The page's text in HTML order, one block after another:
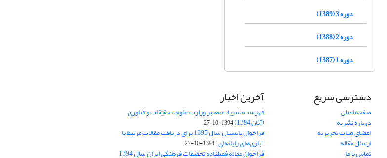
دوره 3 (1389)
دوره 2 (1388)
دوره 1 (1387)
دسترسی سریع
صفحه اصلی
درباره نشریه
اعضای هیات تحریریه
ارسال مقاله
تماس با ما
آخرین اخبار
فهرست نشریات معتبر وزارت علوم، تحقیقات و فناوری
(آبان 1394) 1394-10-27
فراخوان تابستان سال 1395 برای دریافت مقالات مرتبط با
"بازی‌های رایانه‌ای"1394-10-27
فراخوان مقاله فصلنامه تحقیقات فرهنگی ایران سال 1394